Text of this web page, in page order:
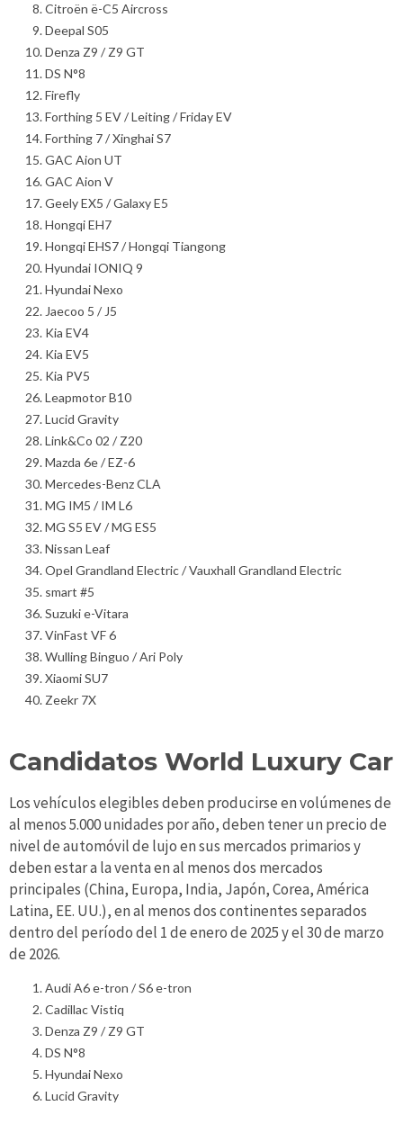
Citroën ë-C5 Aircross
Deepal S05
Denza Z9 / Z9 GT
DS N°8
Firefly
Forthing 5 EV / Leiting / Friday EV
Forthing 7 / Xinghai S7
GAC Aion UT
GAC Aion V
Geely EX5 / Galaxy E5
Hongqi EH7
Hongqi EHS7 / Hongqi Tiangong
Hyundai IONIQ 9
Hyundai Nexo
Jaecoo 5 / J5
Kia EV4
Kia EV5
Kia PV5
Leapmotor B10
Lucid Gravity
Link&Co 02 / Z20
Mazda 6e / EZ-6
Mercedes-Benz CLA
MG IM5 / IM L6
MG S5 EV / MG ES5
Nissan Leaf
Opel Grandland Electric / Vauxhall Grandland Electric
smart #5
Suzuki e-Vitara
VinFast VF 6
Wulling Binguo / Ari Poly
Xiaomi SU7
Zeekr 7X
Candidatos World Luxury Car
Los vehículos elegibles deben producirse en volúmenes de
al menos 5.000 unidades por año, deben tener un precio de
nivel de automóvil de lujo en sus mercados primarios y
deben estar a la venta en al menos dos mercados
principales (China, Europa, India, Japón, Corea, América
Latina, EE. UU.), en al menos dos continentes separados
dentro del período del 1 de enero de 2025 y el 30 de marzo
de 2026.
Audi A6 e-tron / S6 e-tron
Cadillac Vistiq
Denza Z9 / Z9 GT
DS N°8
Hyundai Nexo
Lucid Gravity